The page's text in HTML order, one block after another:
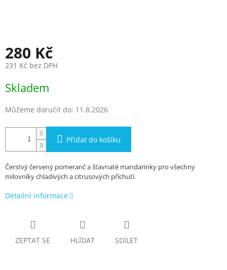
280 Kč
231 Kč bez DPH
cena:
Skladem
Můžeme doručit do: 11.8.2026
Přidat do košíku
Čerstvý červený pomeranč a šťavnaté mandarinky pro všechny
milovníky chladivých a citrusových příchutí.
Detailní informace
ZEPTAT SE HLÍDAT SDÍLET